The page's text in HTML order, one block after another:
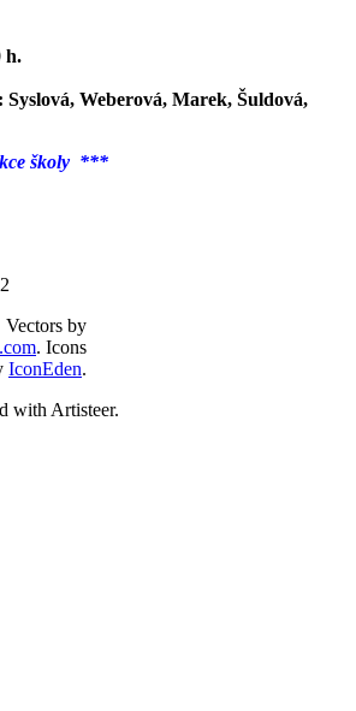
h.
Weberová, Marek, Šuldová,
školy ***
Vectors by
. Icons
IconEden.
with Artisteer.